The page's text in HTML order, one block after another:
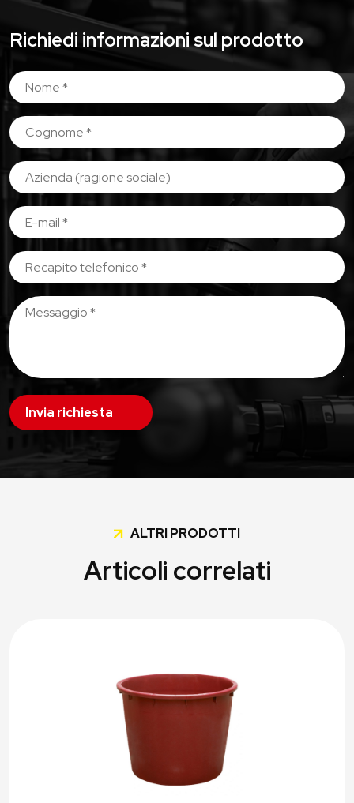
Richiedi informazioni sul prodotto
Invia richiesta
ALTRI PRODOTTI
Articoli correlati